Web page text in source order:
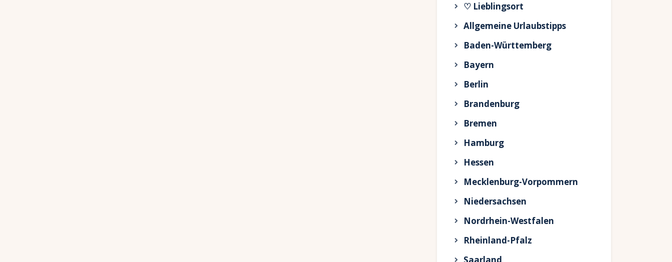
♡ Lieblingsort
Allgemeine Urlaubstipps
Baden-Württemberg
Bayern
Berlin
Brandenburg
Bremen
Hamburg
Hessen
Mecklenburg-Vorpommern
Niedersachsen
Nordrhein-Westfalen
Rheinland-Pfalz